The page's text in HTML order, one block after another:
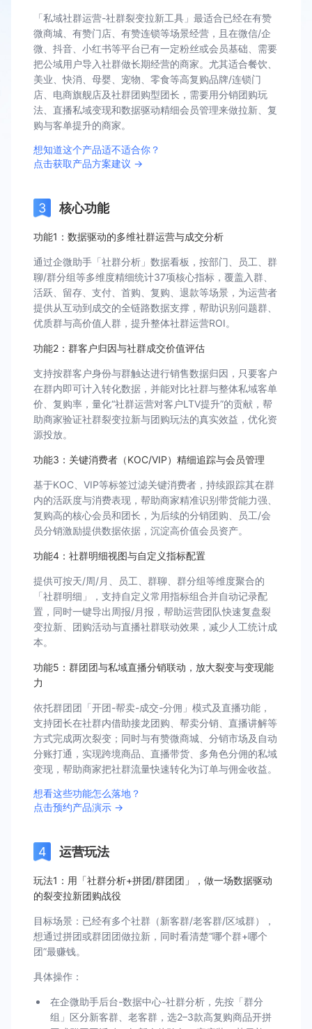
「私域社群运营-社群裂变拉新工具」最适合已经在有赞
微商城、有赞门店、有赞连锁等场景经营，且在微信/企
微、抖音、小红书等平台已有一定粉丝或会员基础、需要
把公域用户导入社群做长期经营的商家。尤其适合餐饮、
美业、快消、母婴、宠物、零食等高复购品牌/连锁门
店、电商旗舰店及社群团购型团长，需要用分销团购玩
法、直播私域变现和数据驱动精细会员管理来做拉新、复
购与客单提升的商家。
想知道这个产品适不适合你？
点击获取产品方案建议 →
核心功能
功能1：数据驱动的多维社群运营与成交分析
通过企微助手「社群分析」数据看板，按部门、员工、群
聊/群分组等多维度精细统计37项核心指标，覆盖入群、
活跃、留存、支付、首购、复购、退款等场景，为运营者
提供从互动到成交的全链路数据支撑，帮助识别问题群、
优质群与高价值人群，提升整体社群运营ROI。
功能2：群客户归因与社群成交价值评估
支持按群客户身份与群触达进行销售数据归因，只要客户
在群内即可计入转化数据，并能对比社群与整体私域客单
价、复购率，量化“社群运营对客户LTV提升”的贡献，帮
助商家验证社群裂变拉新与团购玩法的真实效益，优化资
源投放。
功能3：关键消费者（KOC/VIP）精细追踪与会员管理
基于KOC、VIP等标签过滤关键消费者，持续跟踪其在群
内的活跃度与消费表现，帮助商家精准识别带货能力强、
复购高的核心会员和团长，为后续的分销团购、员工/会
员分销激励提供数据依据，沉淀高价值会员资产。
功能4：社群明细视图与自定义指标配置
提供可按天/周/月、员工、群聊、群分组等维度聚合的
「社群明细」，支持自定义常用指标组合并自动记录配
置，同时一键导出周报/月报，帮助运营团队快速复盘裂
变拉新、团购活动与直播社群联动效果，减少人工统计成
本。
功能5：群团团与私域直播分销联动，放大裂变与变现能
力
依托群团团「开团-帮卖-成交-分佣」模式及直播功能，
支持团长在社群内借助接龙团购、帮卖分销、直播讲解等
方式完成两次裂变；同时与有赞微商城、分销市场及自动
分账打通，实现跨境商品、直播带货、多角色分佣的私域
变现，帮助商家把社群流量快速转化为订单与佣金收益。
想看这些功能怎么落地？
点击预约产品演示 →
运营玩法
玩法1：用「社群分析+拼团/群团团」，做一场数据驱动
的裂变拉新团购战役
目标场景：已经有多个社群（新客群/老客群/区域群），
想通过拼团或群团团做拉新，同时看清楚“哪个群+哪个
团”最赚钱。
具体操作：
在企微助手后台-数据中心-社群分析，先按「群分
组」区分新客群、老客群，选2–3款高复购商品开拼